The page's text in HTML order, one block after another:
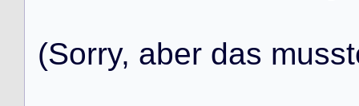
(Sorry, aber das musst